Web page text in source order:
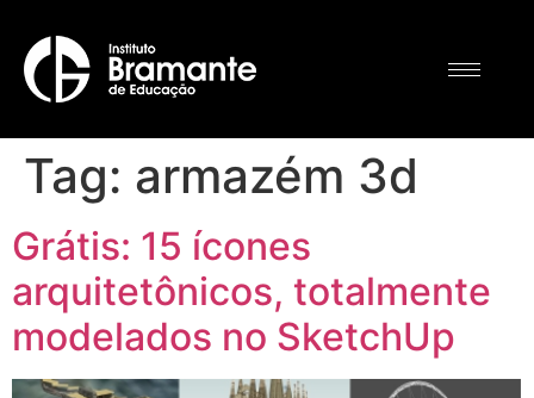
Tag: armazém 3d
Grátis: 15 ícones
arquitetônicos, totalmente
modelados no SketchUp